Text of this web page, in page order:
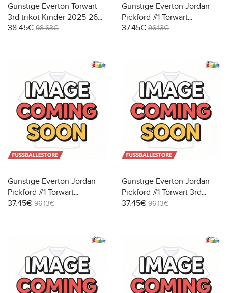
Günstige Everton Torwart
3rd trikot Kinder 2025-26
Langarm (+ Kurze Hosen)
38.45€ 98.63€
Günstige Everton Jordan
Pickford #1 Torwart
Heimtrikotsatz Kinder
37.45€ 96.13€
Günstige Everton Jordan
Pickford #1 Torwart
Auswärts Trikotsatzt Kinder
37.45€ 96.13€
Günstige Everton Jordan
Pickford #1 Torwart 3rd
trikot Kinder 2025-26
37.45€ 96.13€